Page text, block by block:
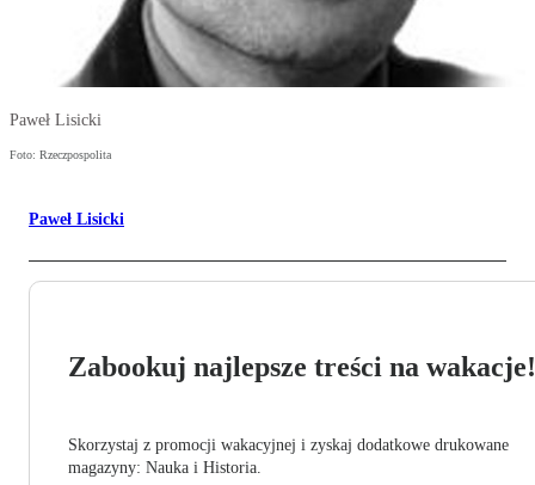
Paweł Lisicki
Foto: Rzeczpospolita
Paweł Lisicki
Zabookuj najlepsze treści na wakacje!
Skorzystaj z promocji wakacyjnej i zyskaj dodatkowe drukowane
magazyny: Nauka i Historia.